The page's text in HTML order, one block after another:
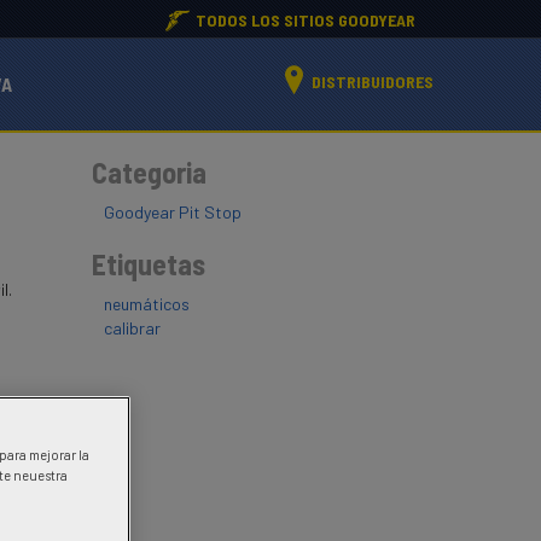
TODOS LOS SITIOS GOODYEAR
DISTRIBUIDORES
del
Categoria
Goodyear Pit Stop
Etiquetas
neumáticos
calibrar
mejorar la
neuestra